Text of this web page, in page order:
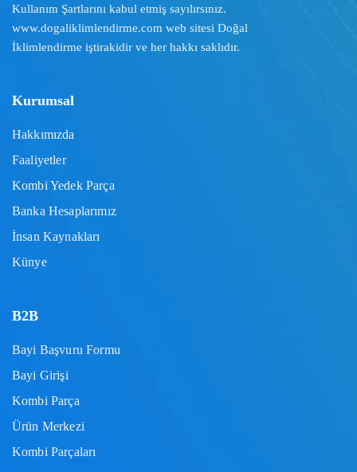
Kullanım Şartlarını kabul etmiş sayılırsınız.
www.dogaliklimlendirme.com web sitesi Doğal
İklimlendirme iştirakidir ve her hakkı saklıdır.
Kurumsal
Hakkımızda
Faaliyetler
Kombi Yedek Parça
Banka Hesaplarımız
İnsan Kaynakları
Künye
B2B
Bayi Başvuru Formu
Bayi Girişi
Kombi Parça
Ürün Merkezi
Kombi Parçaları